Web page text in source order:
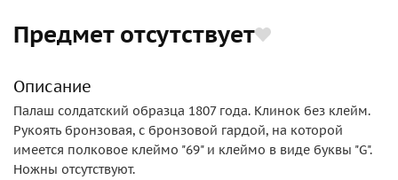
Предмет отсутствует
Описание
Палаш солдатский образца 1807 года. Клинок без клейм.
Рукоять бронзовая, с бронзовой гардой, на которой
имеется полковое клеймо "69" и клеймо в виде буквы "G".
Ножны отсутствуют.